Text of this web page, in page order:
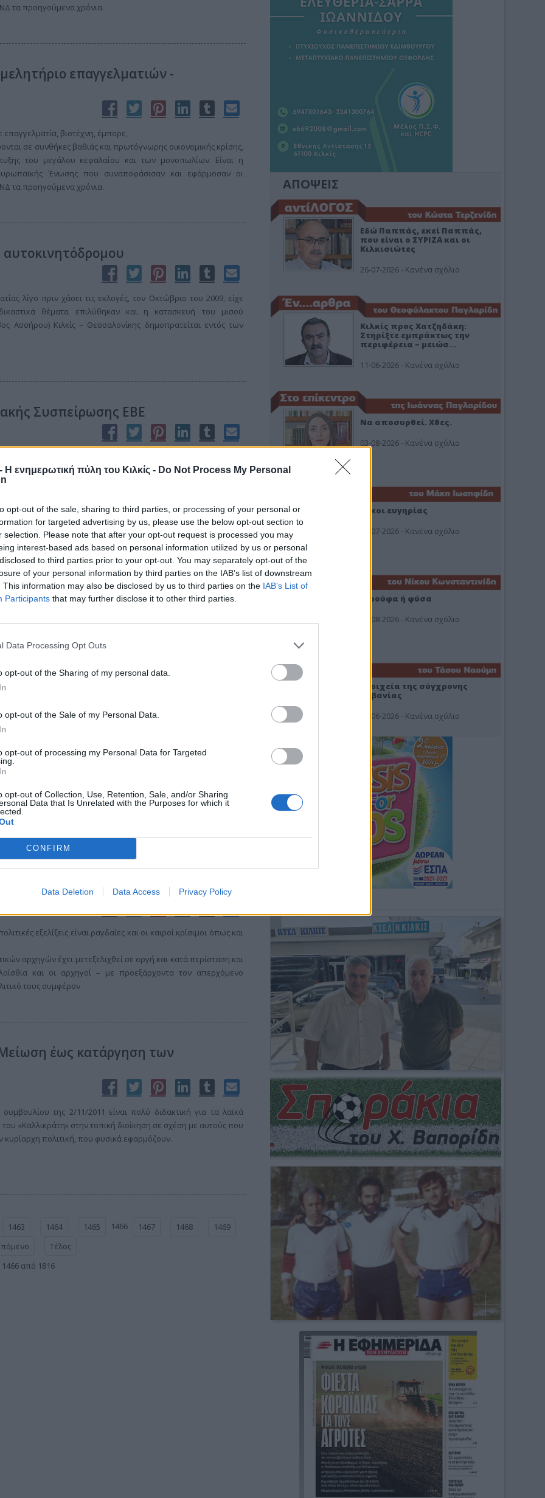
Η ενημερωτική πύλη του Κιλκίς - Do Not Process My Personal
opt-out of the sale, sharing to third parties, or processing of your personal or
for targeted advertising by us, please use the below opt-out section to
selection. Please note that after your opt-out request is processed you may
interest-based ads based on personal information utilized by us or personal
to third parties prior to your opt-out. You may separately opt-out of the
of your personal information by third parties on the IAB’s list of downstream
This information may also be disclosed by us to third parties on the IAB’s List of
Participants that may further disclose it to other third parties.
Data Processing Opt Outs
opt-out of the Sharing of my personal data.
opt-out of the Sale of my Personal Data.
opt-out of processing my Personal Data for Targeted
opt-out of Collection, Use, Retention, Sale, and/or Sharing
Data that Is Unrelated with the Purposes for which it
CONFIRM
Data Deletion Data Access Privacy Policy
τα προηγούμενα χρόνια.
επαγγελματιών -
βιοτέχνη, έμπορε,
σε συνθήκες βαθιάς και πρωτόγνωρης οικονομικής κρίσης,
του μεγάλου κεφαλαίου και των μονοπωλίων. Είναι η
Ένωσης που συναποφάσισαν και εφάρμοσαν οι
τα προηγούμενα χρόνια.
λίγο πριν χάσει τις εκλογές, τον Οκτώβριο του 2009, είχε
θέματα επιλύθηκαν και η κατασκευή του μισού
Ασσήρου) Κιλκίς – Θεσσαλονίκης δημοπρατείται εντός των
Συσπείρωσης ΕΒΕ
και αλλοίωσε κατά τι το ψηφοδέλτιο της Αντιμονοπωλιακής
Κιλκίς.
να σημειώσουμε ότι δεν είναι η πρώτη φορά που το ΚΚΕ
έπραξε και στη δεκαετία του ’90 όταν στήριξε το συνδυασμό
στο δήμο Κιλκίς
εξοπλισμού, προκειμένου να διευκολύνεται το έργο των
της αρμόδιας Αντιδημαρχίας Καθαριότητας,
διάστημα.
έργο
κ. Εμμανουήλ προσκάλεσε, στο γραφείο του έκτατη
της ευρύτερης περιοχής του Κιλκίς με βασικό θέμα, την
κοινωνικού προβλήματος, της ανεργίας και της φτώχειας
εξελίξεις είναι ραγδαίες και οι καιροί κρίσιμοι όπως και
αρχηγών έχει μετεξελιχθεί σε οργή και κατά περίσταση και
και οι αρχηγοί – με προεξάρχοντα τον απερχόμενο
τους συμφέρον
έως κατάργηση των
της 2/11/2011 είναι πολύ διδακτική για τα λαϊκά
«Καλλικράτη» στην τοπική διοίκηση σε σχέση με αυτούς που
κυρίαρχη πολιτική, που φυσικά εφαρμόζουν.
1463 1464 1465 1466 1467 1468
1469
Τέλος
1466 από 1816
ΑΠΟΨΕΙΣ
Εδώ Παππάς, εκεί Παππάς,
που είναι ο ΣΥΡΙΖΑ και οι
Κιλκισιώτες
26-07-2026 - Κανένα σχόλιο
Κιλκίς προς Χατζηδάκη:
Στηρίξτε εμπράκτως την
περιφέρεια – μειώσ…
11-06-2026 - Κανένα σχόλιο
Να αποσυρθεί. Χθες.
03-08-2026 - Κανένα σχόλιο
Οίκοι ευγηρίας
24-07-2026 - Κανένα σχόλιο
Ή ρούφα ή φύσα
03-08-2026 - Κανένα σχόλιο
Στοιχεία της σύγχρονης
Αλβανίας
19-06-2026 - Κανένα σχόλιο